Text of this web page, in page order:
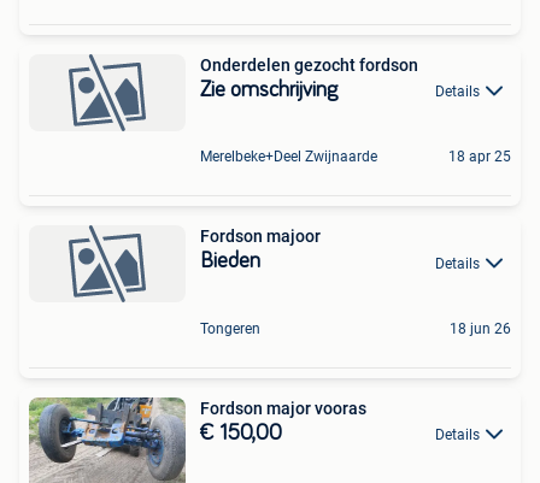
Onderdelen gezocht fordson
Zie omschrijving Details
Merelbeke+Deel Zwijnaarde 18 apr 25
Fordson majoor
Bieden Details
Tongeren 18 jun 26
Fordson major vooras
€ 150,00 Details